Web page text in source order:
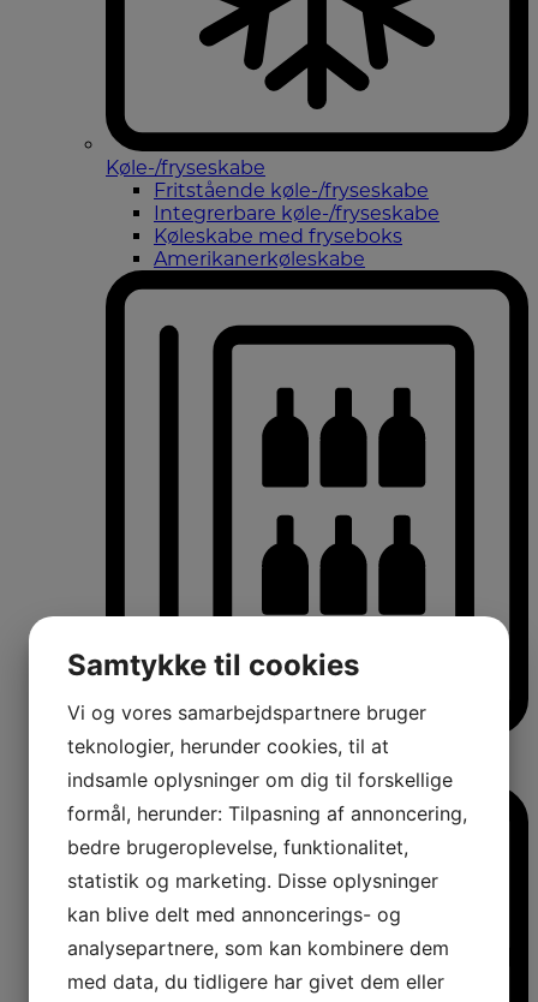
Køle-/fryseskabe
Fritstående køle-/fryseskabe
Integrerbare køle-/fryseskabe
Køleskabe med fryseboks
Amerikanerkøleskabe
Vinkøleskabe
Vinkøleskabe
Samtykke til cookies
Vi og vores samarbejdspartnere bruger
teknologier, herunder cookies, til at
indsamle oplysninger om dig til forskellige
formål, herunder: Tilpasning af annoncering,
bedre brugeroplevelse, funktionalitet,
statistik og marketing. Disse oplysninger
kan blive delt med annoncerings- og
analysepartnere, som kan kombinere dem
med data, du tidligere har givet dem eller